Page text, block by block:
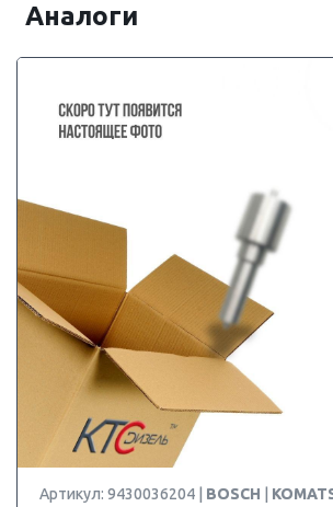
Аналоги
Артикул: 9430036204 | BOSCH